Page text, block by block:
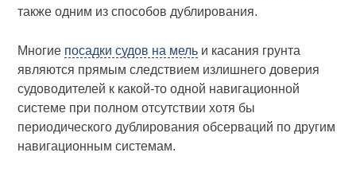
также одним из способов дублирования.
Многие посадки судов на мель и касания грунта
являются прямым следствием излишнего доверия
судоводителей к какой-то одной навигационной
системе при полном отсутствии хотя бы
периодического дублирования обсерваций по другим
навигационным системам.